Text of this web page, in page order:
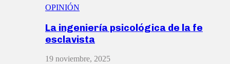
OPINIÓN
La ingeniería psicológica de la fe
esclavista
19 noviembre, 2025